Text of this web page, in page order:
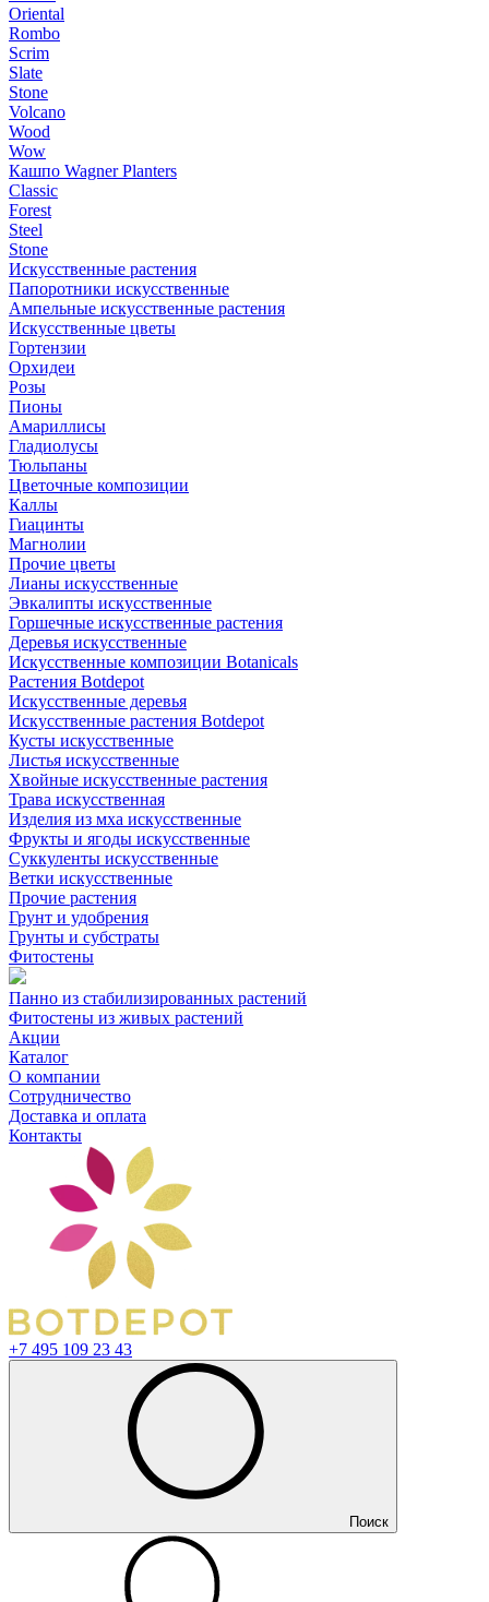
Oriental
Rombo
Scrim
Slate
Stone
Volcano
Wood
Wow
Кашпо Wagner Planters
Classic
Forest
Steel
Stone
Искусственные растения
Папоротники искусственные
Ампельные искусственные растения
Искусственные цветы
Гортензии
Орхидеи
Розы
Пионы
Амариллисы
Гладиолусы
Тюльпаны
Цветочные композиции
Каллы
Гиацинты
Магнолии
Прочие цветы
Лианы искусственные
Эвкалипты искусственные
Горшечные искусственные растения
Деревья искусственные
Искусственные композиции Botanicals
Растения Botdepot
Искусственные деревья
Искусственные растения Botdepot
Кусты искусственные
Листья искусственные
Хвойные искусственные растения
Трава искусственная
Изделия из мха искусственные
Фрукты и ягоды искусственные
Суккуленты искусственные
Ветки искусственные
Прочие растения
Грунт и удобрения
Грунты и субстраты
Фитостены
Панно из стабилизированных растений
Фитостены из живых растений
Акции
Каталог
О компании
Сотрудничество
Доставка и оплата
Контакты
+7 495 109 23 43
Поиск